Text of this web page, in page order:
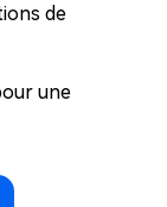
de
une